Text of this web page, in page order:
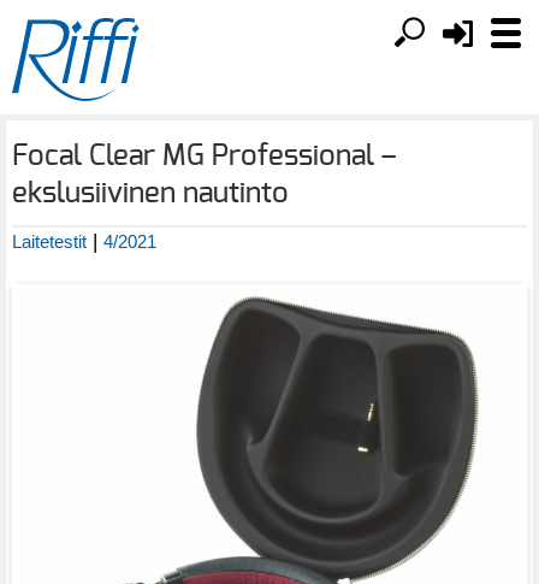
Focal Clear MG Professional –
ekslusiivinen nautinto
Laitetestit | 4/2021